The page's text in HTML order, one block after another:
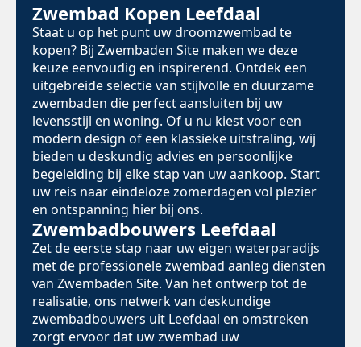
Zwembad Kopen Leefdaal
Staat u op het punt uw droomzwembad te
kopen? Bij Zwembaden Site maken we deze
keuze eenvoudig en inspirerend. Ontdek een
uitgebreide selectie van stijlvolle en duurzame
zwembaden die perfect aansluiten bij uw
levensstijl en woning. Of u nu kiest voor een
modern design of een klassieke uitstraling, wij
bieden u deskundig advies en persoonlijke
begeleiding bij elke stap van uw aankoop. Start
uw reis naar eindeloze zomerdagen vol plezier
en ontspanning hier bij ons.
Zwembadbouwers Leefdaal
Zet de eerste stap naar uw eigen waterparadijs
met de professionele zwembad aanleg diensten
van Zwembaden Site. Van het ontwerp tot de
realisatie, ons netwerk van deskundige
zwembadbouwers uit Leefdaal en omstreken
zorgt ervoor dat uw zwembad uw